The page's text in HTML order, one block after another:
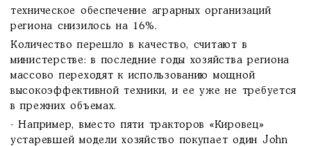
техническое обеспечение аграрных организаций
региона снизилось на 16%.
Количество перешло в качество, считают в
министерстве: в последние годы хозяйства региона
массово переходят к использованию мощной
высокоэффективной техники, и ее уже не требуется
в прежних объемах.
- Например, вместо пяти тракторов «Кировец»
устаревшей модели хозяйство покупает один John